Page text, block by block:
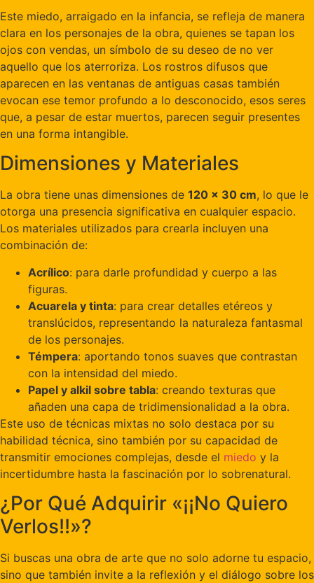
Este miedo, arraigado en la infancia, se refleja de manera
clara en los personajes de la obra, quienes se tapan los
ojos con vendas, un símbolo de su deseo de no ver
aquello que los aterroriza. Los rostros difusos que
aparecen en las ventanas de antiguas casas también
evocan ese temor profundo a lo desconocido, esos seres
que, a pesar de estar muertos, parecen seguir presentes
en una forma intangible.
Dimensiones y Materiales
La obra tiene unas dimensiones de 120 x 30 cm, lo que le
otorga una presencia significativa en cualquier espacio.
Los materiales utilizados para crearla incluyen una
combinación de:
Acrílico: para darle profundidad y cuerpo a las
figuras.
Acuarela y tinta: para crear detalles etéreos y
translúcidos, representando la naturaleza fantasmal
de los personajes.
Témpera: aportando tonos suaves que contrastan
con la intensidad del miedo.
Papel y alkil sobre tabla: creando texturas que
añaden una capa de tridimensionalidad a la obra.
Este uso de técnicas mixtas no solo destaca por su
habilidad técnica, sino también por su capacidad de
transmitir emociones complejas, desde el miedo y la
incertidumbre hasta la fascinación por lo sobrenatural.
¿Por Qué Adquirir «¡¡No Quiero
Verlos!!»?
Si buscas una obra de arte que no solo adorne tu espacio,
sino que también invite a la reflexión y el diálogo sobre los